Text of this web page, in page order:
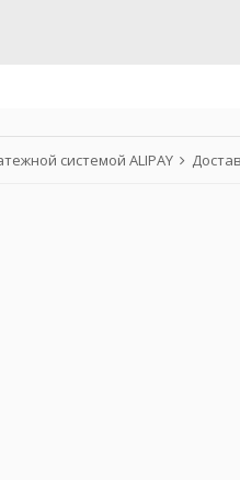
системой ALIPAY